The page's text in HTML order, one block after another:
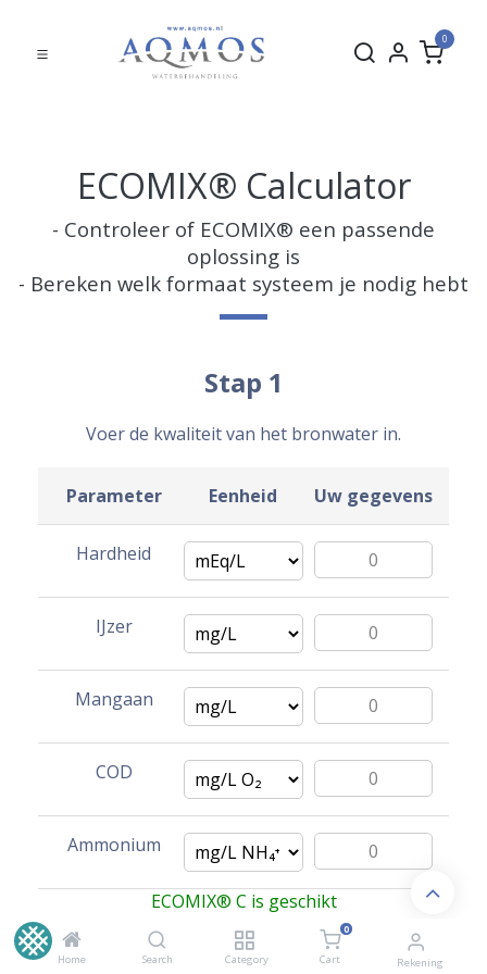
Home Search Category
0
Cart Rekening
0
ECOMIX® Calculator
- Controleer of ECOMIX® een passende
oplossing is
- Bereken welk formaat systeem je nodig hebt
Stap 1
Voer de kwaliteit van het bronwater in.
Parameter Eenheid Uw gegevens
Hardheid
IJzer
Mangaan
COD
Ammonium
ECOMIX® C is geschikt